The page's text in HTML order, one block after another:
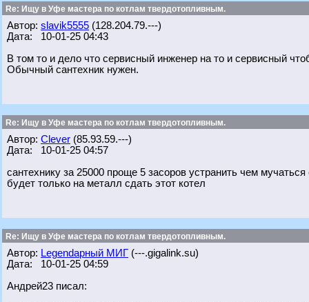
Re: Ищу в Уфе мастера по котлам твердотопливным.
Автор: slavik5555 (128.204.79.---)
Дата: 10-01-25 04:43
В том то и дело что сервисный инженер на то и сервисный
Обычный сантехник нужен.
Re: Ищу в Уфе мастера по котлам твердотопливным.
Автор: Clever (85.93.59.---)
Дата: 10-01-25 04:57
сантехнику за 25000 проще 5 засоров устранить чем
будет только на металл сдать этот котел
Re: Ищу в Уфе мастера по котлам твердотопливным.
Автор: Legendарный МИГ (---.gigalink.su)
Дата: 10-01-25 04:59
Андрей23 писал: